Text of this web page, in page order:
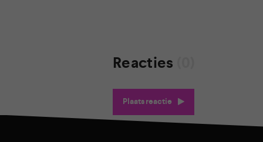
Reacties
Plaats reactie